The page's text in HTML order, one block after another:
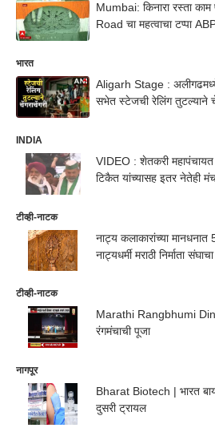
Mumbai: किनारा रस्ता
Road चा महत्वाचा टप्पा
भारत
Aligarh Stage :
सभेत स्टेजची रेलिंग तुटल्याने
INDIA
VIDEO : शेतकरी
टिकैत यांच्यासह इतर नेतेही
टीव्ही-नाटक
नाट्य कलाकारांच्या
नाट्यधर्मी मराठी निर्माता
टीव्ही-नाटक
Marathi Rangbhumi Din |
रंगमंचाची पूजा
नागपूर
Bharat Biotech | भारत
दुसरी ट्रायल